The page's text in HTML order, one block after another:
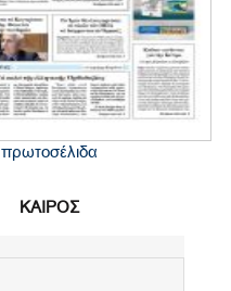
πρωτοσέλιδα
ΚΑΙΡΟΣ